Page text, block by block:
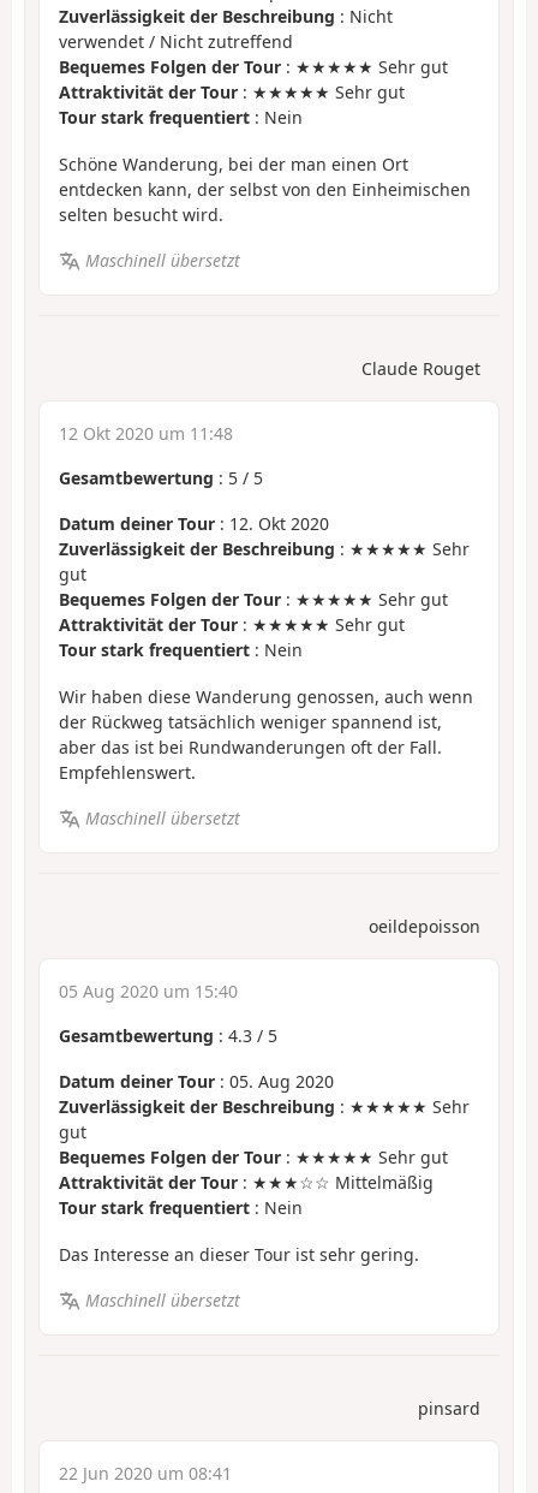
Zuverlässigkeit der Beschreibung : Nicht
verwendet / Nicht zutreffend
Bequemes Folgen der Tour : ★★★★★ Sehr gut
Attraktivität der Tour : ★★★★★ Sehr gut
Tour stark frequentiert : Nein
Schöne Wanderung, bei der man einen Ort
entdecken kann, der selbst von den Einheimischen
selten besucht wird.
Maschinell übersetzt
Claude Rouget
12 Okt 2020 um 11:48
Gesamtbewertung : 5 / 5
Datum deiner Tour : 12. Okt 2020
Zuverlässigkeit der Beschreibung : ★★★★★ Sehr
gut
Bequemes Folgen der Tour : ★★★★★ Sehr gut
Attraktivität der Tour : ★★★★★ Sehr gut
Tour stark frequentiert : Nein
Wir haben diese Wanderung genossen, auch wenn
der Rückweg tatsächlich weniger spannend ist,
aber das ist bei Rundwanderungen oft der Fall.
Empfehlenswert.
Maschinell übersetzt
oeildepoisson
05 Aug 2020 um 15:40
Gesamtbewertung : 4.3 / 5
Datum deiner Tour : 05. Aug 2020
Zuverlässigkeit der Beschreibung : ★★★★★ Sehr
gut
Bequemes Folgen der Tour : ★★★★★ Sehr gut
Attraktivität der Tour : ★★★☆☆ Mittelmäßig
Tour stark frequentiert : Nein
Das Interesse an dieser Tour ist sehr gering.
Maschinell übersetzt
pinsard
22 Jun 2020 um 08:41